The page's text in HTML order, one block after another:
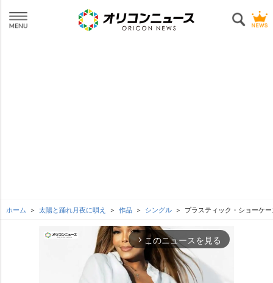
ホーム 太陽と踊れ月夜に唄え 作品 シングル プラスティック・ショーケ
arrow_forward_ios このニュースを見る